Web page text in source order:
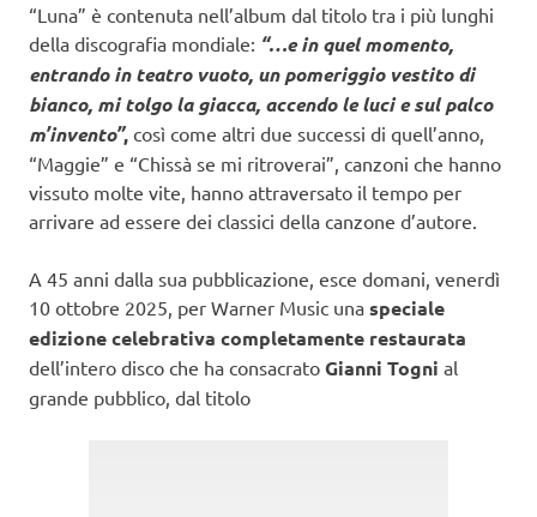
“Luna” è contenuta nell’album dal titolo tra i più lunghi
della discografia mondiale: “…e in quel momento,
entrando in teatro vuoto, un pomeriggio vestito di
bianco, mi tolgo la giacca, accendo le luci e sul palco
m’invento”, così come altri due successi di quell’anno,
“Maggie” e “Chissà se mi ritroverai”, canzoni che hanno
vissuto molte vite, hanno attraversato il tempo per
arrivare ad essere dei classici della canzone d’autore.
A 45 anni dalla sua pubblicazione, esce domani, venerdì
10 ottobre 2025, per Warner Music una speciale
edizione celebrativa completamente restaurata
dell’intero disco che ha consacrato Gianni Togni al
grande pubblico, dal titolo